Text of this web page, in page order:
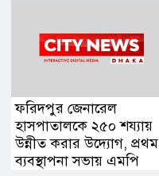
ফরিদপুর জেনারেল
হাসপাতালকে ২৫০ শয্যায়
উন্নীত করার উদ্যোগ, প্রথম
ব্যবস্থাপনা সভায় এমপি